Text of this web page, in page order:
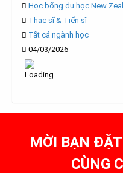
Học bổng du học New
Thạc sĩ & Tiến sĩ
Tất cả ngành học
04/03/2026
MỜI BẠN
CÙNG